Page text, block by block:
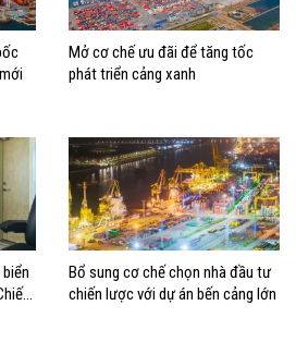
Mở cơ chế ưu đãi để tăng tốc
phát triển cảng xanh
Bổ sung cơ chế chọn nhà đầu tư
chiến lược với dự án bến cảng lớn